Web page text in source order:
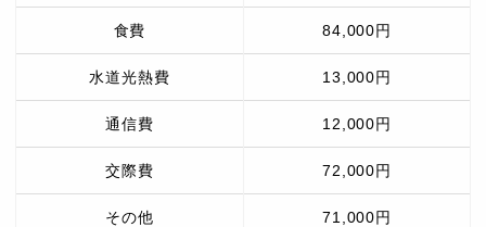
食費 84,000円
水道光熱費 13,000円
通信費 12,000円
交際費 72,000円
その他 71,000円